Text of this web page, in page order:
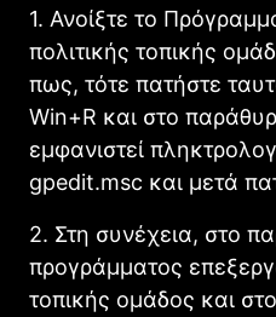
1. Ανοίξτε το
πολιτικής τοπικής
πως, τότε πατήστε
Win+R και στο
εμφανιστεί
gpedit.msc και μετά
2. Στη συνέχεια, στο
προγράμματος
τοπικής ομάδος και